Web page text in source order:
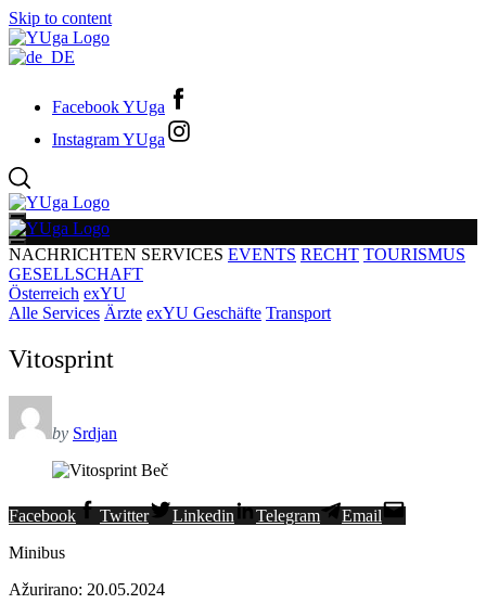
Skip to content
Facebook YUga
Instagram YUga
NACHRICHTEN SERVICES EVENTS RECHT TOURISMUS
GESELLSCHAFT
Österreich exYU
Alle Services Ärzte exYU Geschäfte Transport
Vitosprint
by Srdjan
Facebook Twitter Linkedin Telegram
Email
Minibus
Ažurirano: 20.05.2024